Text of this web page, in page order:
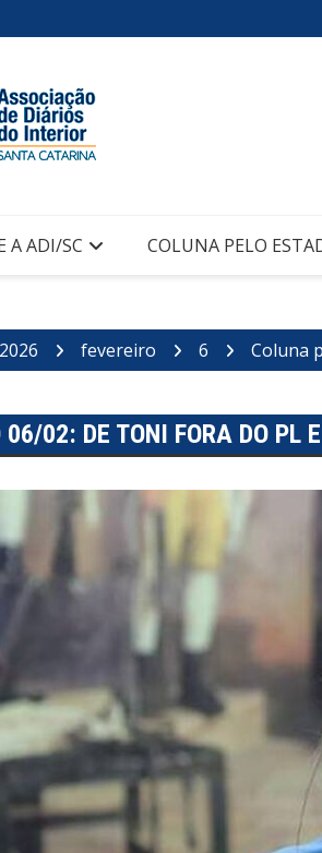
A ADI/SC COLUNA PELO
2026 fevereiro 6 Coluna
06/02: DE TONI FORA DO PL